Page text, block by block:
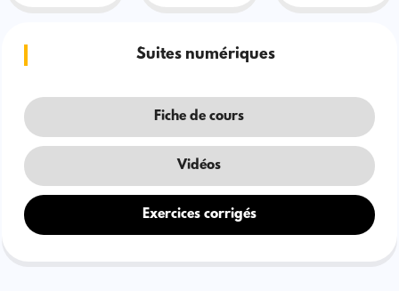
Suites numériques
Fiche de cours
Vidéos
Exercices corrigés